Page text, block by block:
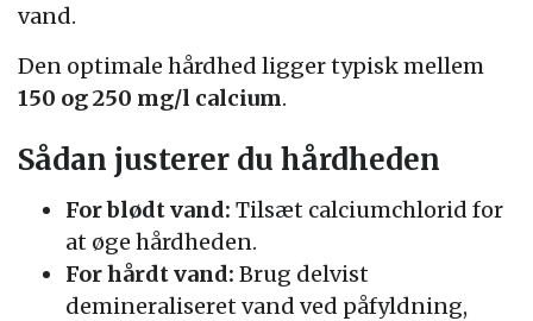
vand.
Den optimale hårdhed ligger typisk mellem
150 og 250 mg/l calcium.
Sådan justerer du hårdheden
For blødt vand: Tilsæt calciumchlorid for
at øge hårdheden.
For hårdt vand: Brug delvist
demineraliseret vand ved påfyldning,